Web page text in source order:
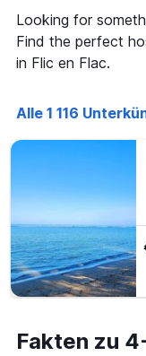
anzeigt
Looking for
Find the perfect
in Flic en Flac.
Alle 1 116
Fakten zu